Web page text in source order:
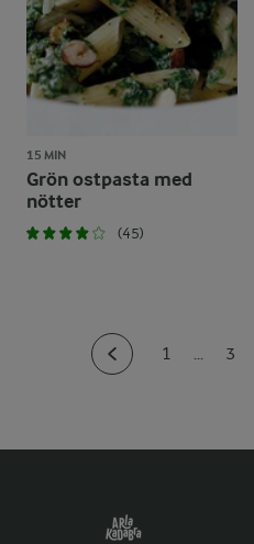
15 MIN
Grön ostpasta med
nötter
(45)
1 ... 3